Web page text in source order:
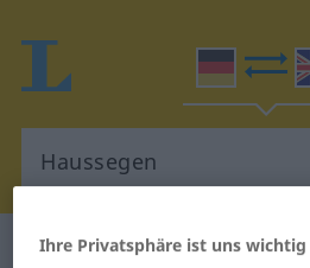
Deutsch-Englisch Wörterbuch
Ihre Privatsphäre ist uns wichtig